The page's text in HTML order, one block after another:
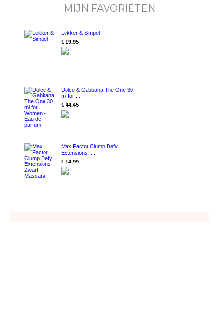
MIJN FAVORIETEN
Lekker & Simpel
€ 19,95
Dolce & Gabbana The One 30
ml for ...
€ 44,45
Max Factor Clump Defy
Extensions -...
€ 14,99